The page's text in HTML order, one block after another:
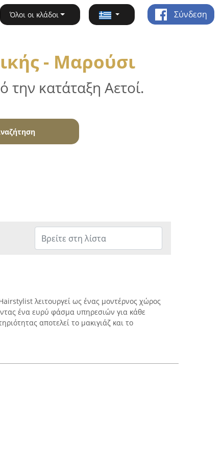
Όλοι οι κλάδοι Σύνδεση
- Μαρούσι
την κατάταξη Αετοί.
λειτουργεί ως ένας μοντέρνος χώρος
ένα ευρύ φάσμα υπηρεσιών για κάθε
αποτελεί το μακιγιάζ και το